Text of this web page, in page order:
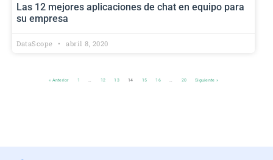
Las 12 mejores aplicaciones de chat en equipo para
su empresa
DataScope abril 8, 2020
« Anterior 1 … 12 13 14 15 16 … 20 Siguiente »